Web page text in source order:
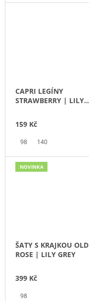
CAPRI LEGÍNY
STRAWBERRY | LILY
159 Kč
98 140
NOVINKA
ŠATY S KRAJKOU OLD
ROSE | LILY GREY
399 Kč
98